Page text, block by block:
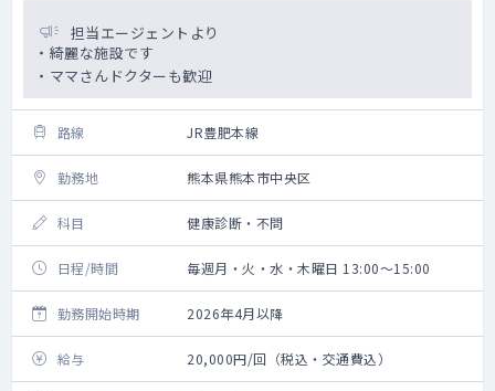
担当エージェントより
・綺麗な施設です
・ママさんドクターも歓迎
路線 JR豊肥本線
勤務地 熊本県熊本市中央区
科目 健康診断・不問
日程/時間 毎週月・火・水・木曜日 13:00～15:00
勤務開始時期 2026年4月以降
給与 20,000円/回（税込・交通費込）